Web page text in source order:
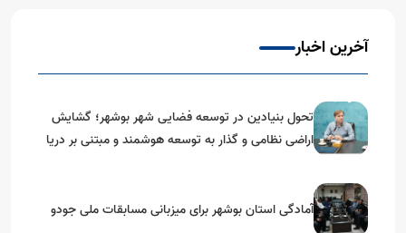
آخرین اخبار
تحول بنیادین در توسعه فضایی شهر بوشهر؛ گشایش
اراضی نظامی و گذار به توسعه هوشمند و مبتنی بر دریا
آمادگی استان بوشهر برای میزبانی مسابقات ملی جودو